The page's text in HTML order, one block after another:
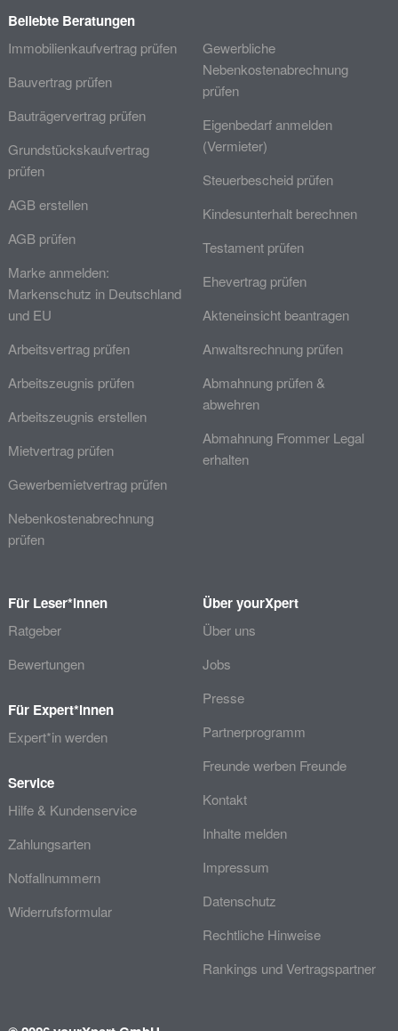
Beliebte Beratungen
Immobilienkaufvertrag prüfen
Bauvertrag prüfen
Bauträgervertrag prüfen
Grundstückskaufvertrag
prüfen
AGB erstellen
AGB prüfen
Marke anmelden:
Markenschutz in Deutschland
und EU
Arbeitsvertrag prüfen
Arbeitszeugnis prüfen
Arbeitszeugnis erstellen
Mietvertrag prüfen
Gewerbemietvertrag prüfen
Nebenkostenabrechnung
prüfen
Gewerbliche
Nebenkostenabrechnung
prüfen
Eigenbedarf anmelden
(Vermieter)
Steuerbescheid prüfen
Kindesunterhalt berechnen
Testament prüfen
Ehevertrag prüfen
Akteneinsicht beantragen
Anwaltsrechnung prüfen
Abmahnung prüfen &
abwehren
Abmahnung Frommer Legal
erhalten
Für Leser*innen
Ratgeber
Bewertungen
Für Expert*innen
Expert*in werden
Service
Hilfe & Kundenservice
Zahlungsarten
Notfallnummern
Widerrufsformular
Über yourXpert
Über uns
Jobs
Presse
Partnerprogramm
Freunde werben Freunde
Kontakt
Inhalte melden
Impressum
Datenschutz
Rechtliche Hinweise
Rankings und Vertragspartner